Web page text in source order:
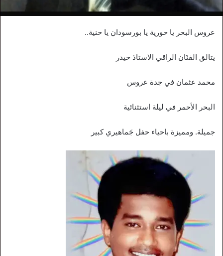
عروس البحر يا حورية يا بورسودان يا حنية..
يتالق الفنَان الراقي الاستاذ حيدر
محمد عثمان في جدة عروس
البحر الأحمر في ليلة استثنائية
جميلة. ومميزة باحياء حفل جَماهيري كبير